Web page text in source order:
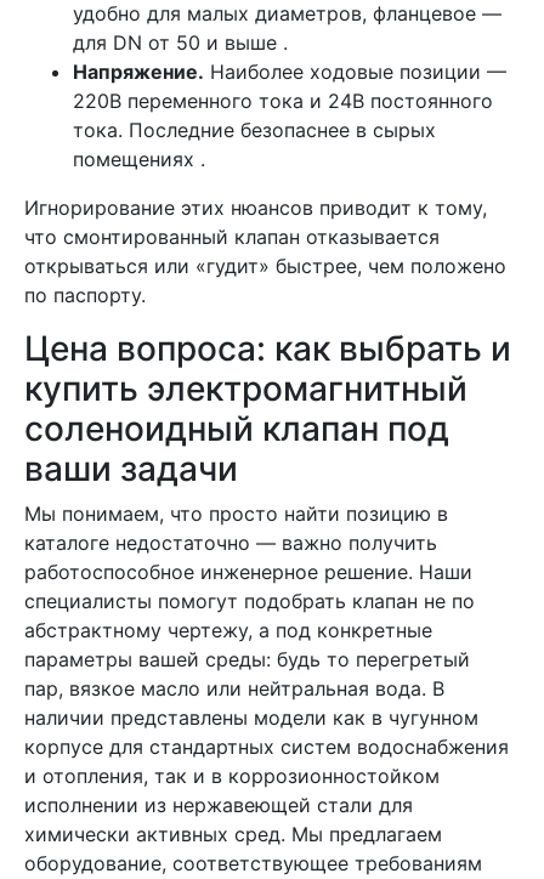
удобно для малых диаметров, фланцевое —
для DN от 50 и выше .
Напряжение. Наиболее ходовые позиции —
220В переменного тока и 24В постоянного
тока. Последние безопаснее в сырых
помещениях .
Игнорирование этих нюансов приводит к тому,
что смонтированный клапан отказывается
открываться или «гудит» быстрее, чем положено
по паспорту.
Цена вопроса: как выбрать и
купить электромагнитный
соленоидный клапан под
ваши задачи
Мы понимаем, что просто найти позицию в
каталоге недостаточно — важно получить
работоспособное инженерное решение. Наши
специалисты помогут подобрать клапан не по
абстрактному чертежу, а под конкретные
параметры вашей среды: будь то перегретый
пар, вязкое масло или нейтральная вода. В
наличии представлены модели как в чугунном
корпусе для стандартных систем водоснабжения
и отопления, так и в коррозионностойком
исполнении из нержавеющей стали для
химически активных сред. Мы предлагаем
оборудование, соответствующее требованиям